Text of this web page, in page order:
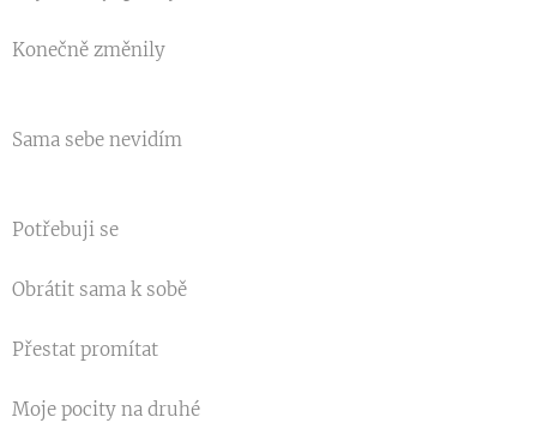
Konečně změnily
Sama sebe nevidím
Potřebuji se
Obrátit sama k sobě
Přestat promítat
Moje pocity na druhé